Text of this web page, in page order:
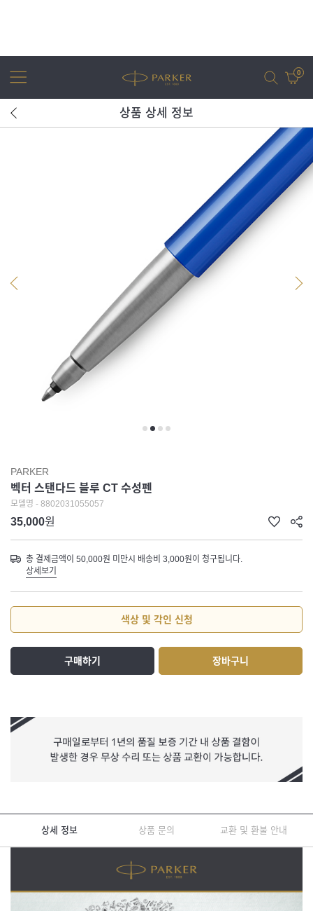
0
상품 상세 정보
PARKER
벡터 스탠다드 블루 CT 수성펜
모델명 - 8802031055057
35,000원
총 결제금액이 50,000원 미만시 배송비 3,000원이 청구됩니다.
상세보기
색상 및 각인 신청
구매하기 장바구니
상세 정보 상품 문의 교환 및 환불 안내